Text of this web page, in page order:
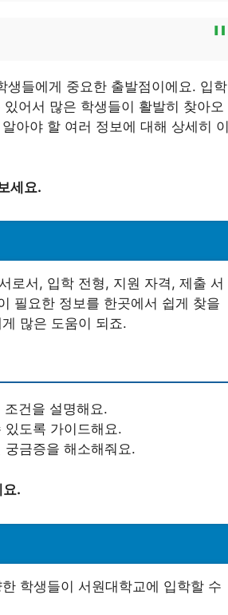
생들에게 중요한 출발점이에요. 입학
어서 많은 학생들이 활발히 찾아오
아야 할 여러 정보에 대해 상세히 이
세요.
로서, 입학 전형, 지원 자격, 제출 서
필요한 정보를 한곳에서 쉽게 찾을
많은 도움이 되죠.
건을 설명해요.
도록 가이드해요.
금증을 해소해줘요.
.
학생들이 서원대학교에 입학할 수